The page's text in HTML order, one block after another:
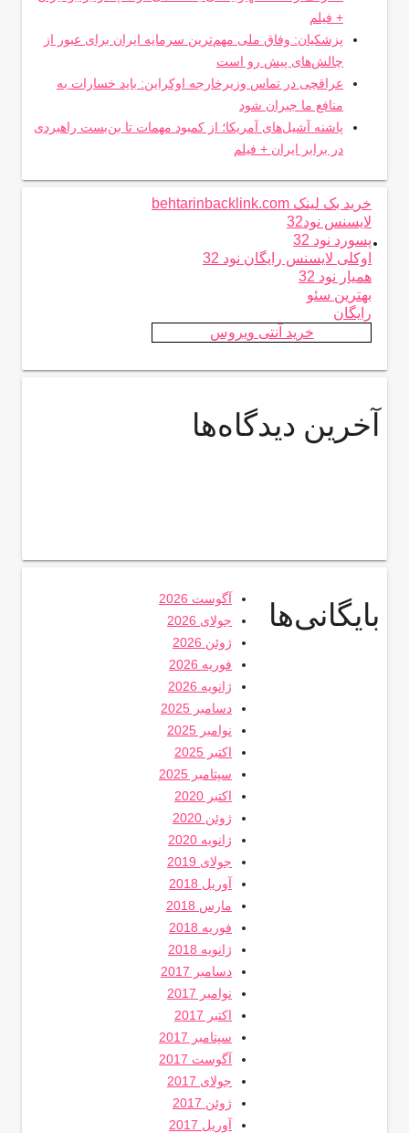
+ فیلم
پزشکیان: وفاق ملی مهم‌ترین سرمایه ایران برای عبور از
چالش‌های پیش رو است
عراقچی در تماس وزیرخارجه اوکراین: باید خسارات به
منافع ما جبران شود
پاشنه آشیل‌های آمریکا؛ از کمبود مهمات تا بن‌بست راهبردی
در برابر ایران + فیلم
.
خرید بک لینک behtarinbacklink.com
لایسنس نود32
پسورد نود 32
اوکلی لایسنس رایگان نود 32
همیار نود 32
بهترین سئو
رایگان
خرید آنتی ویروس
آخرین دیدگاه‌ها
بایگانی‌ها
آگوست 2026
جولای 2026
ژوئن 2026
فوریه 2026
ژانویه 2026
دسامبر 2025
نوامبر 2025
اکتبر 2025
سپتامبر 2025
اکتبر 2020
ژوئن 2020
ژانویه 2020
جولای 2019
آوریل 2018
مارس 2018
فوریه 2018
ژانویه 2018
دسامبر 2017
نوامبر 2017
اکتبر 2017
سپتامبر 2017
آگوست 2017
جولای 2017
ژوئن 2017
آوریل 2017